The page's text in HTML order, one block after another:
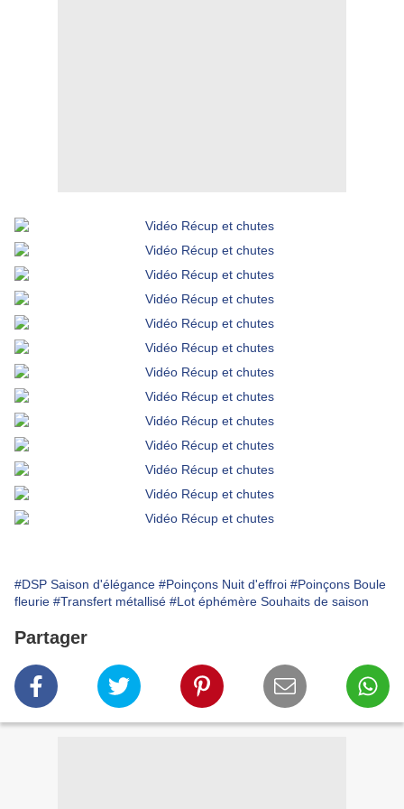
#DSP Saison d'élégance #Poinçons Nuit d'effroi #Poinçons Boule
fleurie #Transfert métallisé #Lot éphémère Souhaits de saison
Partager